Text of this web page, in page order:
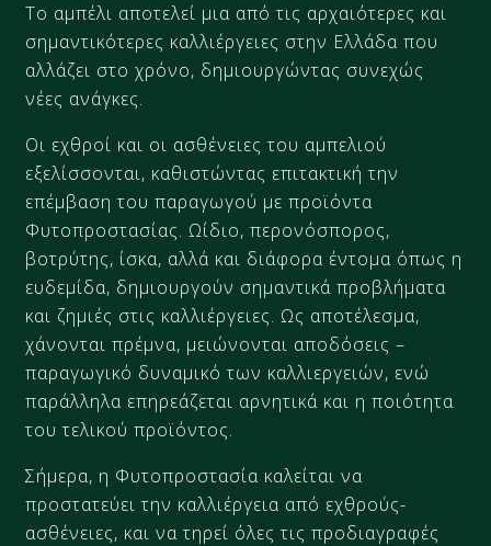
Το αμπέλι αποτελεί μια από τις αρχαιότερες και
σημαντικότερες καλλιέργειες στην Ελλάδα που
αλλάζει στο χρόνο, δημιουργώντας συνεχώς
νέες ανάγκες.
Οι εχθροί και οι ασθένειες του αμπελιού
εξελίσσονται, καθιστώντας επιτακτική την
επέμβαση του παραγωγού με προϊόντα
Φυτοπροστασίας. Ωίδιο, περονόσπορος,
βοτρύτης, ίσκα, αλλά και διάφορα έντομα όπως η
ευδεμίδα, δημιουργούν σημαντικά προβλήματα
και ζημιές στις καλλιέργειες. Ως αποτέλεσμα,
χάνονται πρέμνα, μειώνονται αποδόσεις –
παραγωγικό δυναμικό των καλλιεργειών, ενώ
παράλληλα επηρεάζεται αρνητικά και η ποιότητα
του τελικού προϊόντος.
Σήμερα, η Φυτοπροστασία καλείται να
προστατεύει την καλλιέργεια από εχθρούς-
ασθένειες, και να τηρεί όλες τις προδιαγραφές